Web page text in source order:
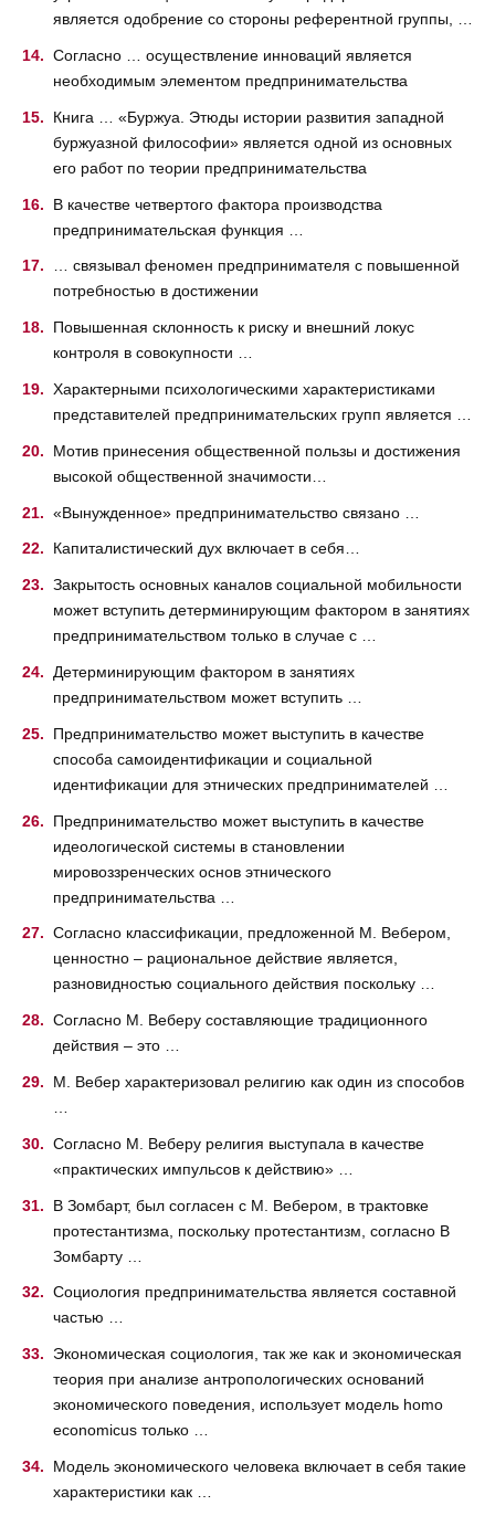
является одобрение со стороны референтной группы, …
Согласно … осуществление инноваций является
необходимым элементом предпринимательства
Книга … «Буржуа. Этюды истории развития западной
буржуазной философии» является одной из основных
его работ по теории предпринимательства
В качестве четвертого фактора производства
предпринимательская функция …
… связывал феномен предпринимателя с повышенной
потребностью в достижении
Повышенная склонность к риску и внешний локус
контроля в совокупности …
Характерными психологическими характеристиками
представителей предпринимательских групп является …
Мотив принесения общественной пользы и достижения
высокой общественной значимости…
«Вынужденное» предпринимательство связано …
Капиталистический дух включает в себя…
Закрытость основных каналов социальной мобильности
может вступить детерминирующим фактором в занятиях
предпринимательством только в случае с …
Детерминирующим фактором в занятиях
предпринимательством может вступить …
Предпринимательство может выступить в качестве
способа самоидентификации и социальной
идентификации для этнических предпринимателей …
Предпринимательство может выступить в качестве
идеологической системы в становлении
мировоззренческих основ этнического
предпринимательства …
Согласно классификации, предложенной М. Вебером,
ценностно – рациональное действие является,
разновидностью социального действия поскольку …
Согласно М. Веберу составляющие традиционного
действия – это …
М. Вебер характеризовал религию как один из способов
Согласно М. Веберу религия выступала в качестве
«практических импульсов к действию» …
В Зомбарт, был согласен с М. Вебером, в трактовке
протестантизма, поскольку протестантизм, согласно В
Зомбарту …
Социология предпринимательства является составной
частью …
Экономическая социология, так же как и экономическая
теория при анализе антропологических оснований
экономического поведения, использует модель homo
economicus только …
Модель экономического человека включает в себя такие
характеристики как …